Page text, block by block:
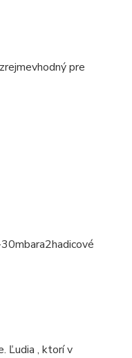
vhodný pre
mbara2hadicové
Ľudia , ktorí v